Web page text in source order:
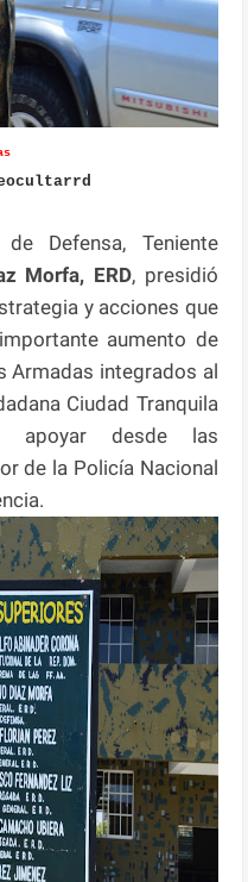
Defensa, Teniente
Morfa, ERD, presidió
y acciones que
aumento de
Armadas integrados al
Ciudad Tranquila
apoyar desde las
de la Policía Nacional